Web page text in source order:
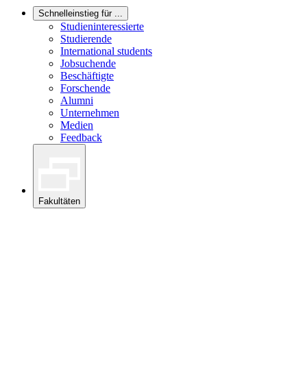
Schnelleinstieg für ...
Studieninteressierte
Studierende
International students
Jobsuchende
Beschäftigte
Forschende
Alumni
Unternehmen
Medien
Feedback
Fakultäten